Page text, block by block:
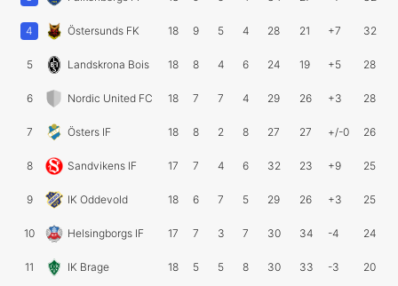
4 Östersunds FK 18 9 5 4 28 21 +7 32
5 Landskrona Bois 18 8 4 6 24 19 +5 28
6 Nordic United FC 18 7 7 4 29 26 +3 28
7 Östers IF 18 8 2 8 27 27 +/-0 26
8 Sandvikens IF 17 7 4 6 32 23 +9 25
9 IK Oddevold 18 6 7 5 29 26 +3 25
10 Helsingborgs IF 17 7 3 7 30 34 -4 24
11 IK Brage 18 5 5 8 30 33 -3 20